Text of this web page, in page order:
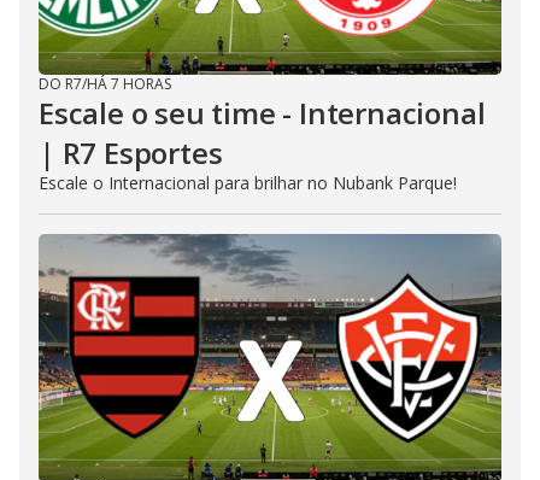
DO R7/HÁ 7 HORAS
Escale o seu time - Internacional
| R7 Esportes
Escale o Internacional para brilhar no Nubank Parque!